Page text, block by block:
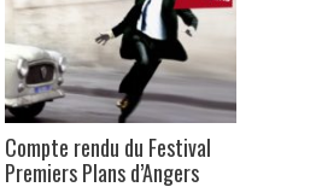
Compte rendu du Festival
Premiers Plans d’Angers